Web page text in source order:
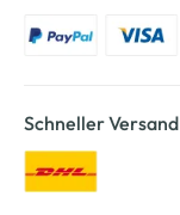
Schneller Versand